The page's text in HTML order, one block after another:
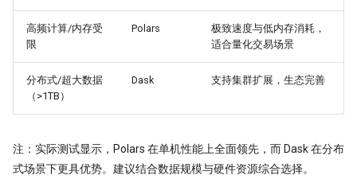
高频计算/内存受
限
Polars
极致速度与低内存消耗，
适合量化交易场景
分布式/超大数据
（>1TB）
Dask 支持集群扩展，生态完善
​注：实际测试显示，Polars 在单机性能上全面领先，而 Dask 在分布
式场景下更具优势。建议结合数据规模与硬件资源综合选择。